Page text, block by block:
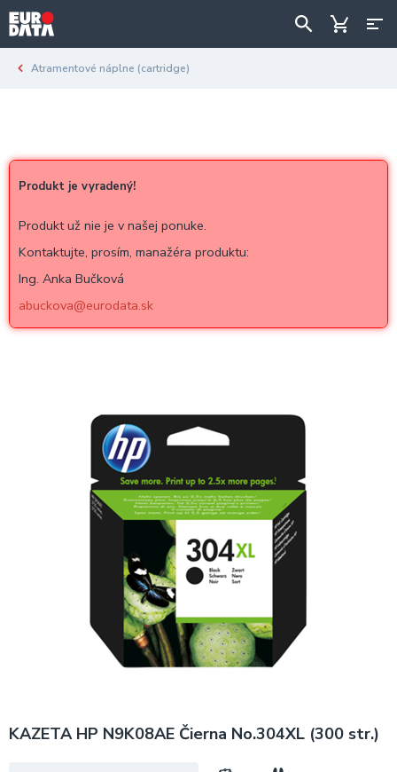
Atramentové náplne (cartridge)
Produkt je vyradený!
Produkt už nie je v našej ponuke.
Kontaktujte, prosím, manažéra produktu:
Ing. Anka Bučková
abuckova@eurodata.sk
KAZETA HP N9K08AE Čierna No.304XL (300 str.)